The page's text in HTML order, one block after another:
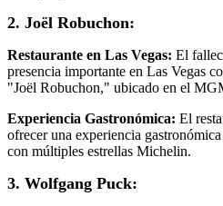
2. Joël Robuchon:
Restaurante en Las Vegas: El
presencia importante en Las Vegas
"Joël Robuchon," ubicado en el
Experiencia Gastronómica: El
ofrecer una experiencia
con múltiples estrellas Michelin.
3. Wolfgang Puck: